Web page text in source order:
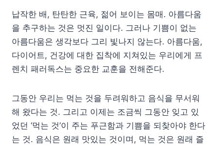
납작한 배, 탄탄한 근육, 젊어 보이는 몸매. 아름다움
을 추구하는 것은 멋진 일이다. 그러나 기쁨이 없는
아름다움은 생각보다 그리 빛나지 않는다. 아름다움,
다이어트, 건강에 대한 집착에 지쳐있는 우리에게 프
렌치 패러독스는 중요한 교훈을 전해준다.
그동안 우리는 먹는 것을 두려워하고 음식을 무서워
해 왔다는 것. 그리고 이제는 조금씩 그동안 잊고 있
었던 ‘먹는 것’이 주는 푸근함과 기쁨을 되찾아야 한다
는 것. 음식은 원래 맛있는 것이며, 먹는 것은 원래 즐